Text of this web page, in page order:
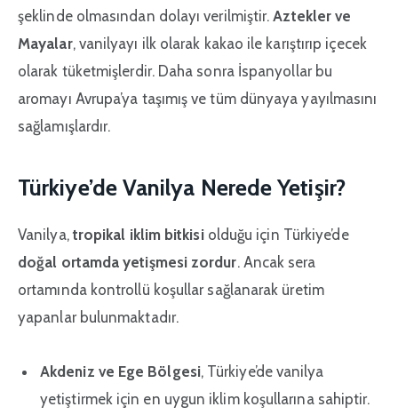
şeklinde olmasından dolayı verilmiştir.Aztekler ve
Mayalar, vanilyayı ilk olarak kakao ile karıştırıp içecek
olarak tüketmişlerdir. Daha sonra İspanyollar bu
aromayı Avrupa’ya taşımış ve tüm dünyaya yayılmasını
sağlamışlardır.
Türkiye’de Vanilya Nerede Yetişir?
Vanilya,tropikal iklim bitkisiolduğu için Türkiye’de
doğal ortamda yetişmesi zordur. Ancak sera
ortamında kontrollü koşullar sağlanarak üretim
yapanlar bulunmaktadır.
Akdeniz ve Ege Bölgesi, Türkiye’de vanilya
yetiştirmek için en uygun iklim koşullarına sahiptir.